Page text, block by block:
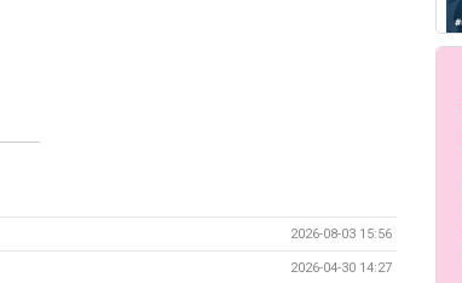
2026-08-03 15:56
2026-04-30 14:27